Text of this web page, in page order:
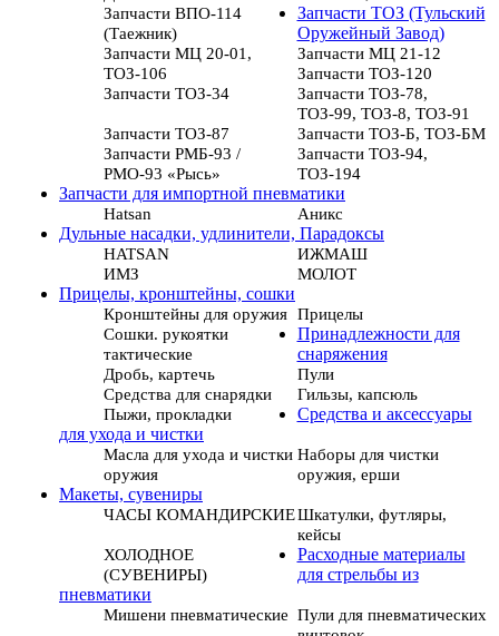
Запчасти ВПО-114
(Таежник)
Запчасти ТОЗ (Тульский
Оружейный Завод)
Запчасти МЦ 20-01,
ТОЗ-106
Запчасти МЦ 21-12
Запчасти ТОЗ-120
Запчасти ТОЗ-34
Запчасти ТОЗ-78,
ТОЗ-99, ТОЗ-8, ТОЗ-91
Запчасти ТОЗ-87
Запчасти ТОЗ-Б, ТОЗ-БМ
Запчасти РМБ-93 /
РМО-93 «Рысь»
Запчасти ТОЗ-94,
ТОЗ-194
Запчасти для импортной пневматики
Hatsan
Аникс
Дульные насадки, удлинители, Парадоксы
HATSAN
ИЖМАШ
ИМЗ
МОЛОТ
Прицелы, кронштейны, сошки
Кронштейны для оружия Прицелы
Сошки. рукоятки
тактические
Принадлежности для
снаряжения
Дробь, картечь
Пули
Средства для снарядки
Гильзы, капсюль
Пыжи, прокладки
Средства и аксессуары
для ухода и чистки
Масла для ухода и чистки
оружия
Наборы для чистки
оружия, ерши
Макеты, сувениры
ЧАСЫ КОМАНДИРСКИЕШкатулки, футляры,
кейсы
ХОЛОДНОЕ
(СУВЕНИРЫ)
Расходные материалы
для стрельбы из
пневматики
Мишени пневматические Пули для пневматических